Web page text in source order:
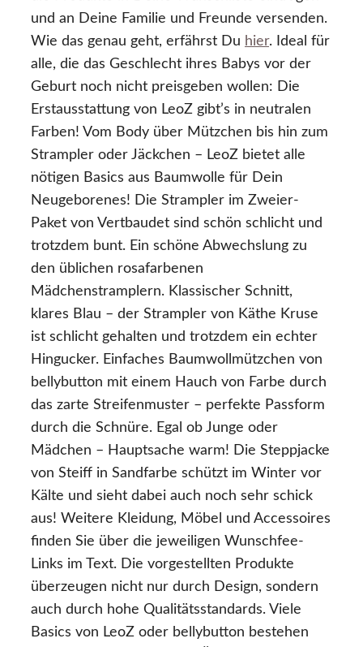
und an Deine Familie und Freunde versenden.
Wie das genau geht, erfährst Du hier. Ideal für
alle, die das Geschlecht ihres Babys vor der
Geburt noch nicht preisgeben wollen: Die
Erstausstattung von LeoZ gibt’s in neutralen
Farben! Vom Body über Mützchen bis hin zum
Strampler oder Jäckchen – LeoZ bietet alle
nötigen Basics aus Baumwolle für Dein
Neugeborenes! Die Strampler im Zweier-
Paket von Vertbaudet sind schön schlicht und
trotzdem bunt. Ein schöne Abwechslung zu
den üblichen rosafarbenen
Mädchenstramplern. Klassischer Schnitt,
klares Blau – der Strampler von Käthe Kruse
ist schlicht gehalten und trotzdem ein echter
Hingucker. Einfaches Baumwollmützchen von
bellybutton mit einem Hauch von Farbe durch
das zarte Streifenmuster – perfekte Passform
durch die Schnüre. Egal ob Junge oder
Mädchen – Hauptsache warm! Die Steppjacke
von Steiff in Sandfarbe schützt im Winter vor
Kälte und sieht dabei auch noch sehr schick
aus! Weitere Kleidung, Möbel und Accessoires
finden Sie über die jeweiligen Wunschfee-
Links im Text. Die vorgestellten Produkte
überzeugen nicht nur durch Design, sondern
auch durch hohe Qualitätsstandards. Viele
Basics von LeoZ oder bellybutton bestehen